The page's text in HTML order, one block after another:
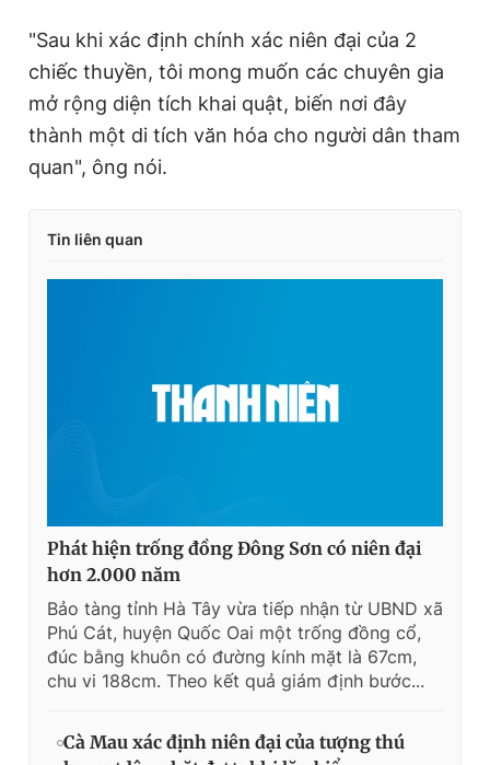
"Sau khi xác định chính xác niên đại của 2
chiếc thuyền, tôi mong muốn các chuyên gia
mở rộng diện tích khai quật, biến nơi đây
thành một di tích văn hóa cho người dân tham
quan", ông nói.
Tin liên quan
Phát hiện trống đồng Đông Sơn có niên đại
hơn 2.000 năm
Bảo tàng tỉnh Hà Tây vừa tiếp nhận từ UBND xã
Phú Cát, huyện Quốc Oai một trống đồng cổ,
đúc bằng khuôn có đường kính mặt là 67cm,
chu vi 188cm. Theo kết quả giám định bước...
Cà Mau xác định niên đại của tượng thú